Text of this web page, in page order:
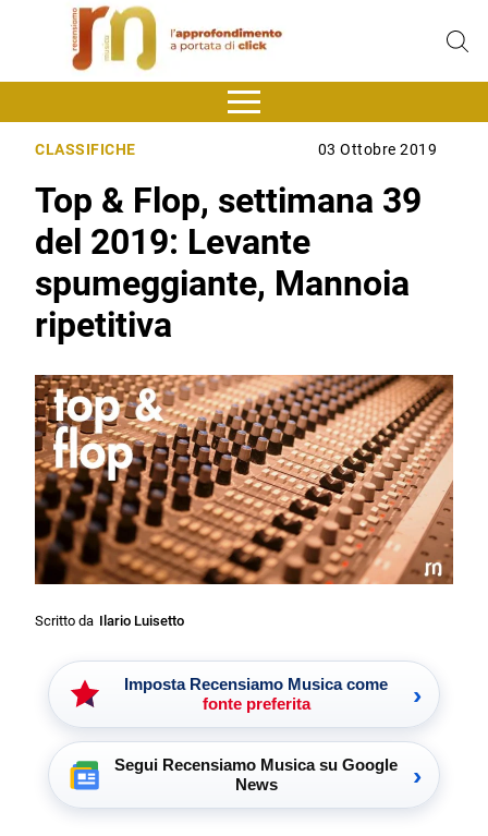
CLASSIFICHE 03 Ottobre 2019
Top & Flop, settimana 39
del 2019: Levante
spumeggiante, Mannoia
ripetitiva
Scritto da Ilario Luisetto
Imposta Recensiamo Musica come
fonte preferita
›
Segui Recensiamo Musica su Google
News
›